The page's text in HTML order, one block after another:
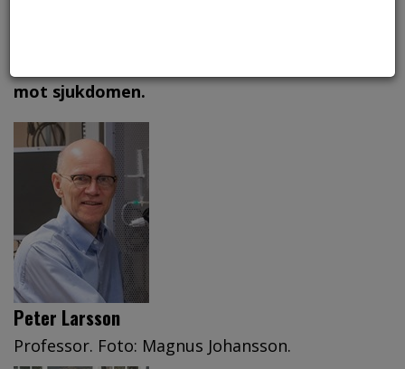
mot sjukdomen.
Peter Larsson
Professor. Foto: Magnus Johansson.